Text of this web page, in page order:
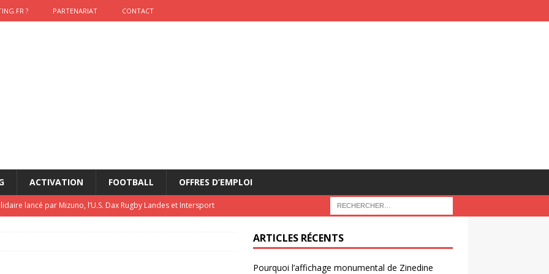
? PARTENARIAT CONTACT
ACTIVATION FOOTBALL OFFRES D’EMPLOI
lancé par Mizuno, l’U.S. Dax Rugby Landes et Intersport
: vendre une sensation plutôt qu’un chrono
ARTICLES RÉCENTS
Pourquoi l’affichage monumental de Zinedine